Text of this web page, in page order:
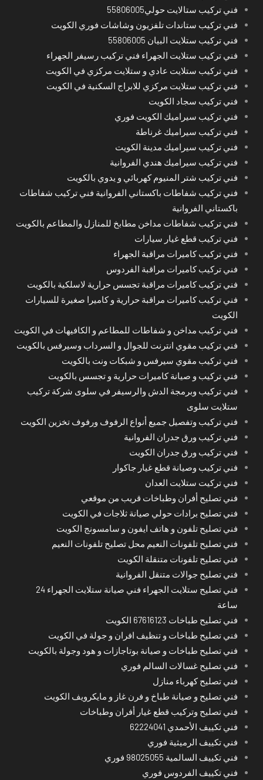
فني تركيب ستالايت حولي55806005
فني تركيب ستاندات تلفزيون وشاشات فوري الكويت
فني تركيب ستلايت البيان 55806005
فني تركيب ستلايت الجهراء فني تركيب رسيفر الجهراء
فني تركيب ستلايت عادي و ستلايت مركزي في الكويت
فني تركيب ستلايت مركزي للابراج السكنية في الكويت
فني تركيب سجاد الكويت
فني تركيب سيراميك الكويت فوري
فني تركيب سيراميك غرناطة
فني تركيب سيراميك مدينة الكويت
فني تركيب سيراميك هندي الفروانية
فني تركيب شتر المنيوم كهربائي و يدوي بالكويت
فني تركيب شفاطات باكستاني الفروانية فني تركيب شفاطات
باكستاني الفروانية
فني تركيب شفاطات مداخن مطابخ للمنازل والمطاعم بالكويت
فني تركيب قطع غيار سيارات
فني تركيب كاميرات مراقبة الجهراء
فني تركيب كاميرات مراقبة الفردوس
فني تركيب كاميرات مراقبة تجسس حرارية لاسلكية بالكويت
فني تركيب كاميرات مراقبة حرارية و كاميرا صغيرة للسيارات
الكويت
فني تركيب مداخن و شفاطات للمطاعم و الكافيهات في الكويت
فني تركيب مقوي انترنت للجوال و السرداب وسيرفس بالكويت
فني تركيب مقوي سيرفس و شبكات ونت بالكويت
فني تركيب و صيانة كاميرات حرارية و تجسس بالكويت
فني تركيب وبرمجة الدش والرسيفر في سلوى شركة تركيب
ستلايت سلوى
فني تركيب وتفصيل جميع أنواع الرفوف ورفوف تخزين الكويت
فني تركيب ورق جدران الفروانية
فني تركيب ورق جدران الكويت
فني تركيب وصيانة قطع غيار جاكوار
فني تركيت ستلايت العدان
فني تصليح أفران وطباخات قريب من موقعي
فني تصليح برادات حولي صيانة ثلاجات في الكويت
فني تصليح تلفون و هاتف ايفون و سامسونج الكويت
فني تصليح تلفونات النعيم محل تصليح تلفونات النعيم
فني تصليح تلفونات متنقلة الكويت
فني تصليح جوالات متنقل الفروانية
فني تصليح ستلايت الجهراء فني صيانة ستلايت الجهراء 24
ساعة
فني تصليح طباخات 67616123 الكويت
فني تصليح طباخات و تنظيف افران و جولة في الكويت
فني تصليح طباخات و صيانة بوتاجازات و هود وجولة بالكويت
فني تصليح غسالات السالم فوري
فني تصليح كهرباء منازل
فني تصليح و صيانة طباخ و فرن غاز و مايكرويف الكويت
فني تصليح وتركيب قطع غيار أفران وطباخات
فني تكييف الأحمدي 62224041
فني تكييف الرميثية فوري
فني تكييف السالمية 98025055 فوري
فني تكييف الفردوس فوري